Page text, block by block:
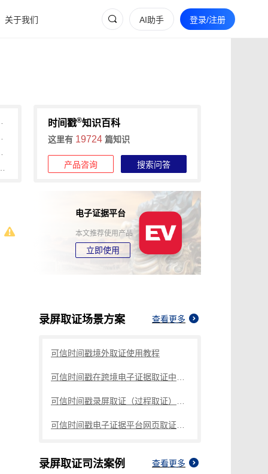
关于我们 AI助手 登录/注册
时间戳®知识百科
这里有 19724 篇知识
产品咨询 搜索问答
电子证据平台
本文推荐使用产品
立即使用
录屏取证场景方案 查看更多
可信时间戳境外取证使用教程
录屏取证司法案例 查看更多